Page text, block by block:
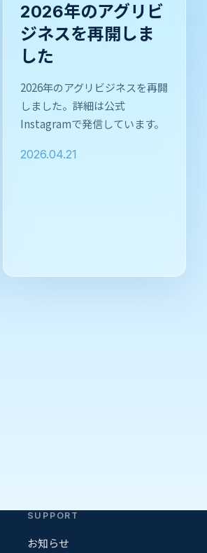
2026年のアグリビ
ジネスを再開しま
した
2026年のアグリビジネスを再開
しました。詳細は公式
Instagramで発信しています。
2026.04.21
SUPPORT
お知らせ